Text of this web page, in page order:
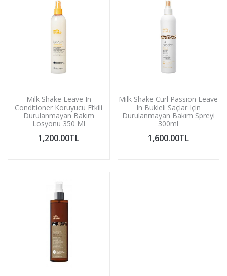
Milk Shake Leave In
Conditioner Koruyucu Etkili
Durulanmayan Bakım
Losyonu 350 Ml
1,200.00TL
Milk Shake Curl Passion Leave
In Bukleli Saçlar Için
Durulanmayan Bakım Spreyi
300ml
1,600.00TL